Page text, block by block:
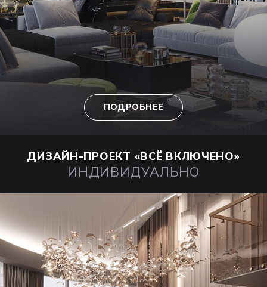
ПОДРОБНЕЕ
ДИЗАЙН-ПРОЕКТ «ВСЁ ВКЛЮЧЕНО»
ИНДИВИДУАЛЬНО